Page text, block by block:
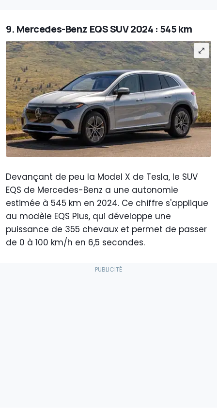
9. Mercedes-Benz EQS SUV 2024 : 545 km
Devançant de peu la Model X de Tesla, le SUV
EQS de Mercedes-Benz a une autonomie
estimée à 545 km en 2024. Ce chiffre s'applique
au modèle EQS Plus, qui développe une
puissance de 355 chevaux et permet de passer
de 0 à 100 km/h en 6,5 secondes.